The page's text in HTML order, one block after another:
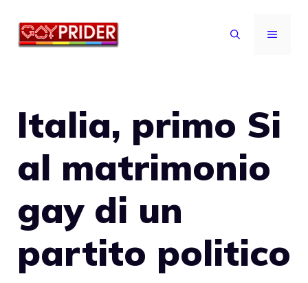
MENU
Italia, primo Si
al matrimonio
gay di un
partito politico